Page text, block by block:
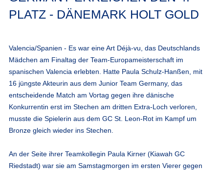
PLATZ - DÄNEMARK HOLT GOLD
Valencia/Spanien - Es war eine Art Déjà-vu, das Deutschlands
Mädchen am Finaltag der Team-Europameisterschaft im
spanischen Valencia erlebten. Hatte Paula Schulz-Hanßen, mit
16 jüngste Akteurin aus dem Junior Team Germany, das
entscheidende Match am Vortag gegen ihre dänische
Konkurrentin erst im Stechen am dritten Extra-Loch verloren,
musste die Spielerin aus dem GC St. Leon-Rot im Kampf um
Bronze gleich wieder ins Stechen.
An der Seite ihrer Teamkollegin Paula Kirner (Kiawah GC
Riedstadt) war sie am Samstagmorgen im ersten Vierer gegen